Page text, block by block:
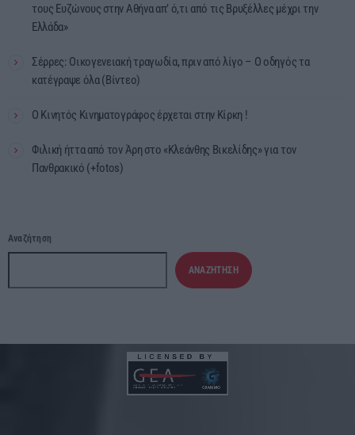
τους Ευζώνους στην Αθήνα απ’ ό,τι από τις Βρυξέλλες μέχρι την
Ελλάδα»
Σέρρες: Οικογενειακή τραγωδία, πριν από λίγο – Ο οδηγός τα
κατέγραψε όλα (Βίντεο)
Ο Κινητός Κινηματογράφος έρχεται στην Κίρκη !
Φιλική ήττα από τον Άρη στο «Κλεάνθης Βικελίδης» για τον
Πανθρακικό (+fotos)
Αναζήτηση
ΑΝΑΖΉΤΗΣΗ